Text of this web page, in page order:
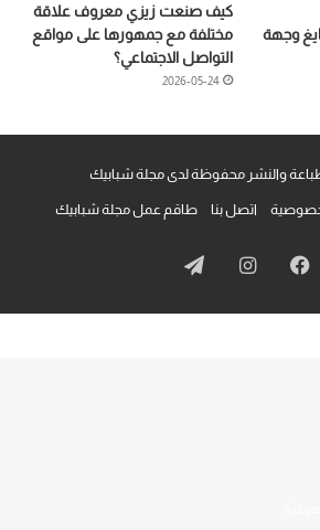
وجهة
كيف صنعت زيزي معروف علاقة
مختلفة مع جمهورها على مواقع
التواصل الاجتماعي؟
2026-05-24
والنشر محفوظة لدى مجلة شبابيك
اتصل بنا طاقم عمل مجلة شبابيك
فيسبوكانستقرامتيلقرام